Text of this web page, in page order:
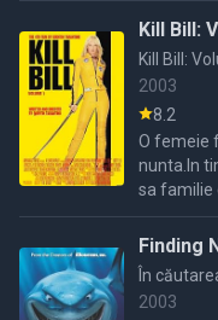
Kill Bill:
Kill Bill:
2003
8.2
O femeie fosta asasina se pregateste de
nunta.In
sa familie este ucisa
numita
cand se
Finding
În
2003